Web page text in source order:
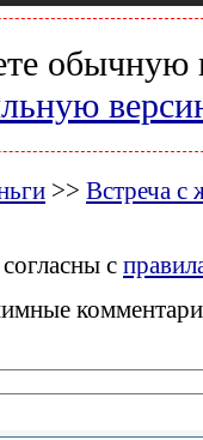
обычную
>> Встреча с
с